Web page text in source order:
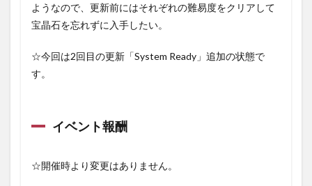
点）
1.4
ーリ
の更
新：
点）
ようなので、更新前にはそれぞれの難易度をクリアして
宝晶石を忘れずに入手したい。
☆今回は2回目の更新「System Ready」追加の状態で
す。
イベント報酬
☆開催時より変更はありません。